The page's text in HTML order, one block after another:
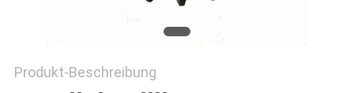
PRIVACY
Produkt-Beschreibung